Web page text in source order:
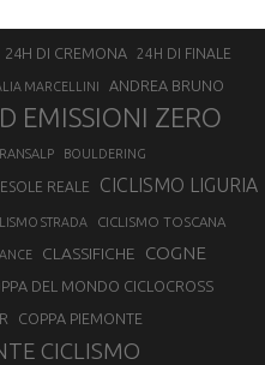
24H DI CREMONA 24H DI FINALE
MARCELLINI ANDREA BRUNO
EMISSIONI ZERO
BOULDERING
REALE CICLISMO LIGURIA
STRADA CICLISMO TOSCANA
CLASSIFICHE COGNE
DEL MONDO CICLOCROSS
COPPA PIEMONTE
CICLISMO